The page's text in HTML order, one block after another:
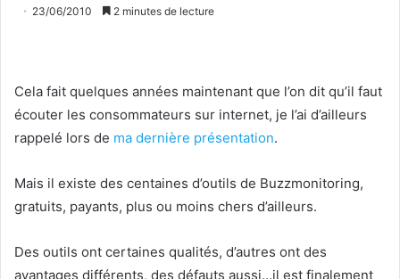
23/06/2010 2 minutes de lecture
Cela fait quelques années maintenant que l’on dit qu’il faut
écouter les consommateurs sur internet, je l’ai d’ailleurs
rappelé lors de ma dernière présentation.
Mais il existe des centaines d’outils de Buzzmonitoring,
gratuits, payants, plus ou moins chers d’ailleurs.
Des outils ont certaines qualités, d’autres ont des
avantages différents, des défauts aussi…il est finalement